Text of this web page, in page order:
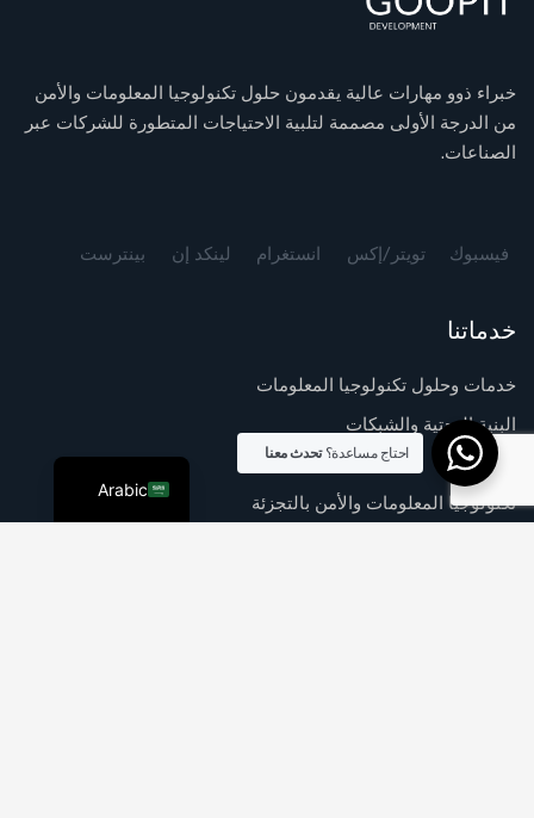
خبراء ذوو مهارات عالية يقدمون حلول تكنولوجيا المعلومات والأمن
من الدرجة الأولى مصممة لتلبية الاحتياجات المتطورة للشركات عبر
الصناعات.
فيسبوك تويتر/إكس انستغرام لينكد إن بينترست
خدماتنا
خدمات وحلول تكنولوجيا المعلومات
البنية التحتية والشبكات
حلول أمنية
تكنولوجيا المعلومات والأمن بالتجزئة
احتاج مساعدة؟تحدث معنا
Arabic
Spanish